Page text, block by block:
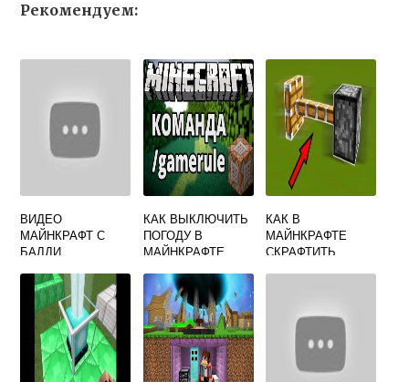
Рекомендуем:
ВИДЕО
МАЙНКРАФТ С
БАЛДИ
КАК ВЫКЛЮЧИТЬ
ПОГОДУ В
МАЙНКРАФТЕ
КАК В
МАЙНКРАФТЕ
СКРАФТИТЬ